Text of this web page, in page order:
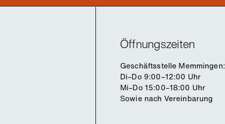
Öffnungszeiten
Geschäftsstelle Memmingen:
Di–Do 9:00–12:00 Uhr
Mi–Do 15:00–18:00 Uhr
Sowie nach Vereinbarung